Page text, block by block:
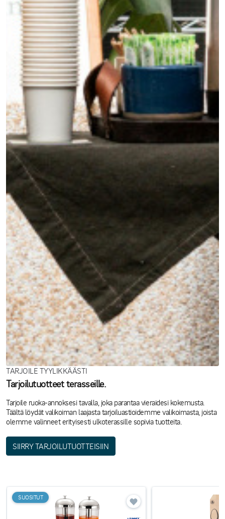
TARJOILE TYYLIKKÄÄSTI
Tarjoilutuotteet terasseille.
Tarjoile ruoka-annoksesi tavalla, joka parantaa vieraidesi kokemusta.
Täältä löydät valikoiman laajasta tarjoiluastioidemme valikoimasta, joista
olemme valinneet erityisesti ulkoterassille sopivia tuotteita.
SIIRRY TARJOILUTUOTTEISIIN
SUOSITUT